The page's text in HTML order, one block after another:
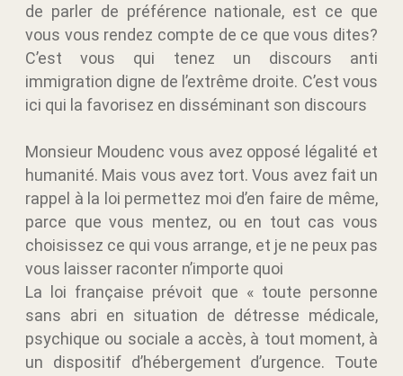
de parler de préférence nationale, est ce que
vous vous rendez compte de ce que vous dites?
C’est vous qui tenez un discours anti
immigration digne de l’extrême droite. C’est vous
ici qui la favorisez en disséminant son discours
Monsieur Moudenc vous avez opposé légalité et
humanité. Mais vous avez tort. Vous avez fait un
rappel à la loi permettez moi d’en faire de même,
parce que vous mentez, ou en tout cas vous
choisissez ce qui vous arrange, et je ne peux pas
vous laisser raconter n’importe quoi
La loi française prévoit que « toute personne
sans abri en situation de détresse médicale,
psychique ou sociale a accès, à tout moment, à
un dispositif d’hébergement d’urgence. Toute